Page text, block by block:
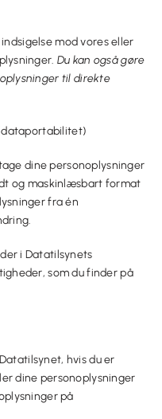
mod vores eller
Du kan også gøre
til direkte
dine personoplysninger
og maskinlæsbart format
fra én
i Datatilsynets
som du finder på
hvis du er
dine personoplysninger
på